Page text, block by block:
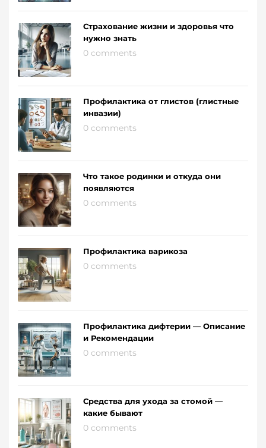
Страхование жизни и здоровья что
нужно знать
0 comments
Профилактика от глистов (глистные
инвазии)
0 comments
Что такое родинки и откуда они
появляются
0 comments
Профилактика варикоза
0 comments
Профилактика дифтерии — Описание
и Рекомендации
0 comments
Средства для ухода за стомой —
какие бывают
0 comments